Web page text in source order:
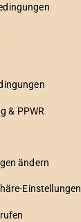
& PPWR
ändern
Einstellungen